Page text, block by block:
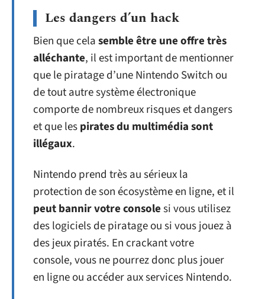
Les dangers d’un hack
Bien que celasemble être une offre très
alléchante, il est important de mentionner
que le piratage d’une Nintendo Switch ou
de tout autre système électronique
comporte de nombreux risques et dangers
et que lespirates du multimédia sont
illégaux.
Nintendo prend très au sérieux la
protection de son écosystème en ligne, et il
peut bannir votre consolesi vous utilisez
des logiciels de piratage ou si vous jouez à
des jeux piratés. En crackant votre
console, vous ne pourrez donc plus jouer
en ligne ou accéder aux services Nintendo.